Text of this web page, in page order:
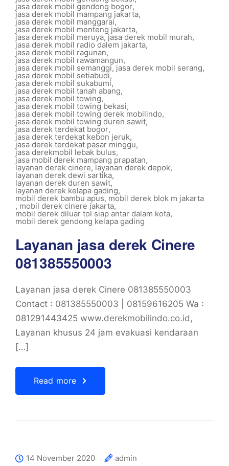
jasa derek mobil gendong bogor,
jasa derek mobil mampang jakarta,
jasa derek mobil manggarai,
jasa derek mobil menteng jakarta,
jasa derek mobil meruya,jasa derek mobil murah,
jasa derek mobil radio dalem jakarta,
jasa derek mobil ragunan,
jasa derek mobil rawamangun,
jasa derek mobil semanggi, jasa derek mobil serang,
jasa derek mobil setiabudi,
jasa derek mobil sukabumi,
jasa derek mobil tanah abang,
jasa derek mobil towing,
jasa derek mobil towing bekasi,
jasa derek mobil towing derek mobilindo,
jasa derek mobil towing duren sawit,
jasa derek terdekat bogor,
jasa derek terdekat kebon jeruk,
jasa derek terdekat pasar minggu,
jasa derekmobil lebak bulus,
jasa mobil derek mampang prapatan,
layanan derek cinere,layanan derek depok,
layanan derek dewi sartika,
layanan derek duren sawit,
layanan derek kelapa gading,
mobil derek bambu apus, mobil derek blok m jakarta
, mobil derek cinere jakarta,
mobil derek diluar tol siap antar dalam kota,
mobil derek gendong kelapa gading
Layanan jasa derek Cinere
081385550003
Layanan jasa derek Cinere 081385550003
Contact : 081385550003 | 08159616205 Wa :
081291443425 www.derekmobilindo.co.id,
Layanan khusus 24 jam evakuasi kendaraan
[…]
Read more
14 November 2020
admin